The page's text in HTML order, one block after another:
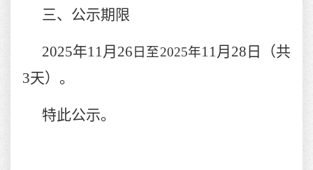
三、公示期限
2025年11月 26 日至2025年11月 28 日（共
3天）。
特此公示。